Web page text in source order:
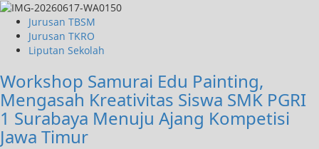
Jurusan TBSM
Jurusan TKRO
Liputan Sekolah
Workshop Samurai Edu Painting,
Mengasah Kreativitas Siswa SMK PGRI
1 Surabaya Menuju Ajang Kompetisi
Jawa Timur